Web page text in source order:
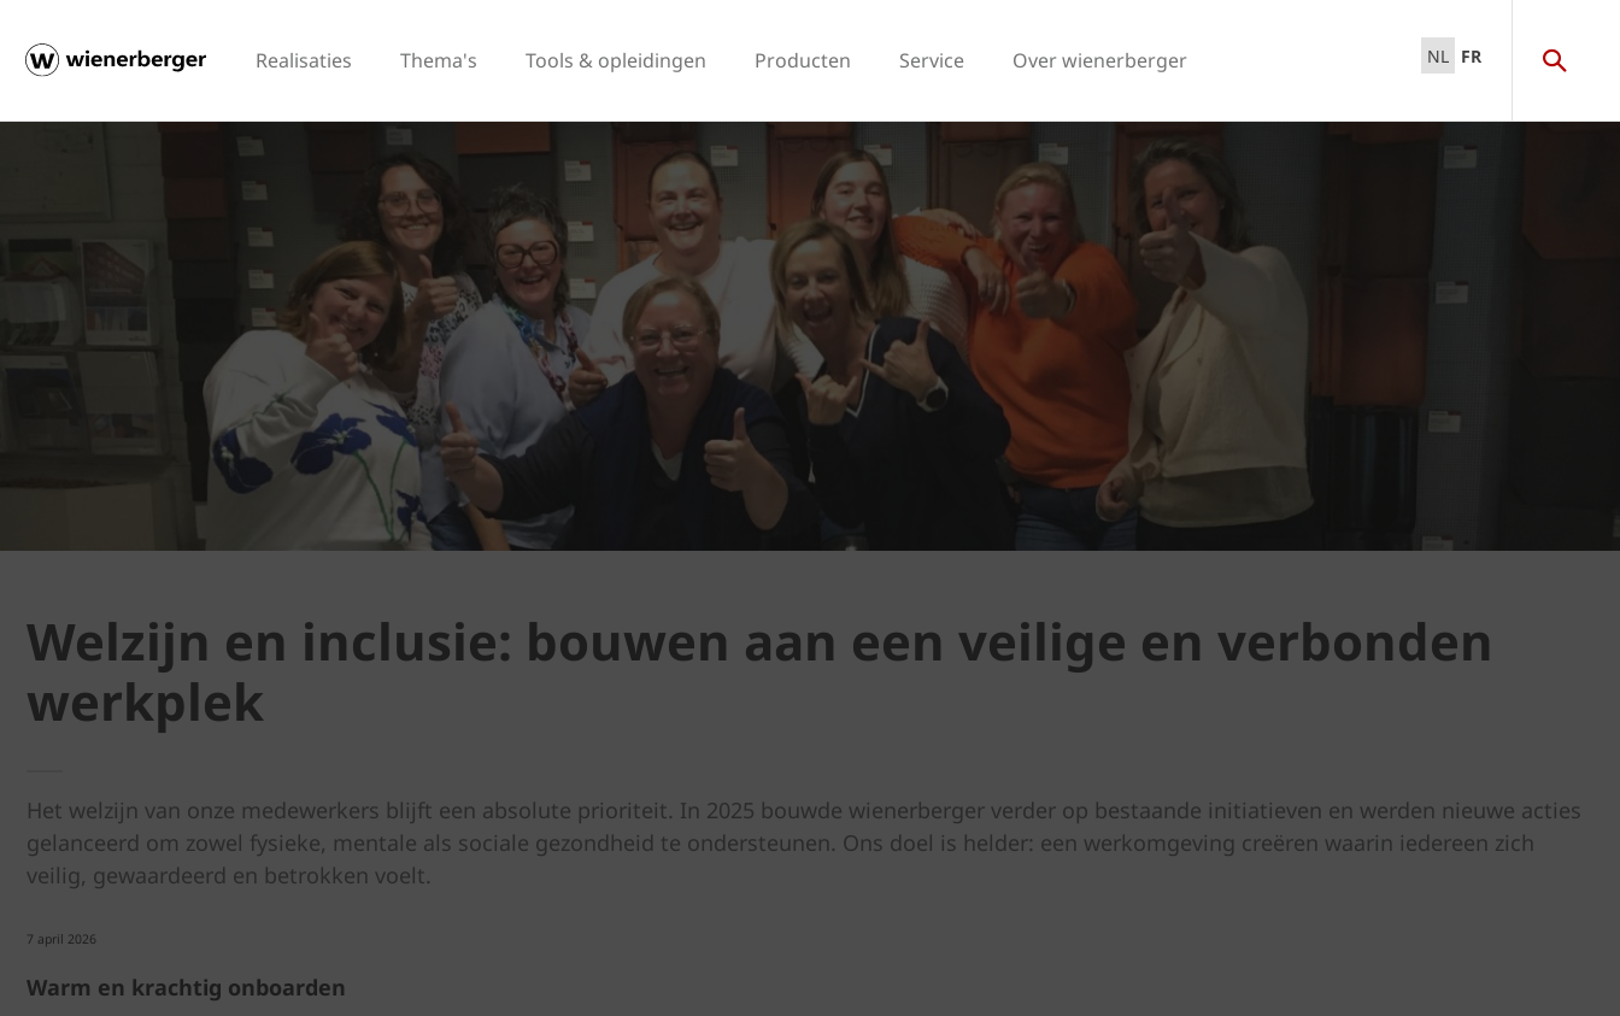
Realisaties Thema's Tools & opleidingen Producten Service Over wienerberger NL FR
Welzijn en inclusie: bouwen aan een veilige en verbonden
werkplek
Het welzijn van onze medewerkers blijft een absolute prioriteit. In 2025 bouwde wienerberger verder op bestaande initiatieven en werden nieuwe acties
gelanceerd om zowel fysieke, mentale als sociale gezondheid te ondersteunen. Ons doel is helder: een werkomgeving creëren waarin iedereen zich
veilig, gewaardeerd en betrokken voelt.
7 april 2026
Warm en krachtig onboarden